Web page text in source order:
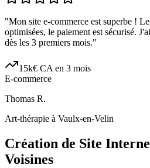
"Mon site e-commerce est superbe !
optimisées, le paiement est sécurisé.
dès les 3 premiers mois."
15k€ CA en 3 mois
E-commerce
Thomas R.
Art-thérapie à Vaulx-en-Velin
Création de Site
Voisines